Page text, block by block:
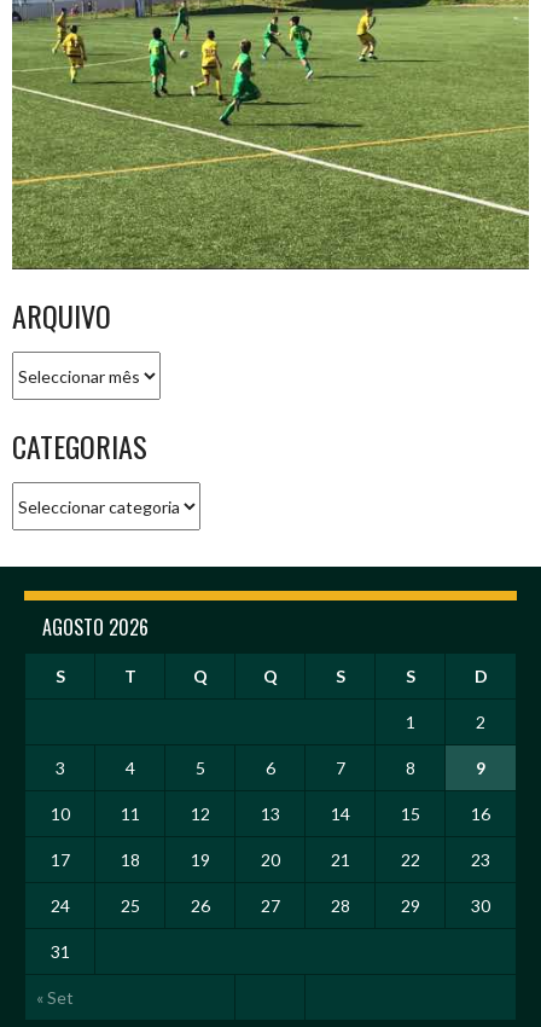
ARQUIVO
CATEGORIAS
AGOSTO 2026
S T Q Q S S D
« Set
1 2
3 4 5 6 7 8 9
10 11 12 13 14 15 16
17 18 19 20 21 22 23
24 25 26 27 28 29 30
31